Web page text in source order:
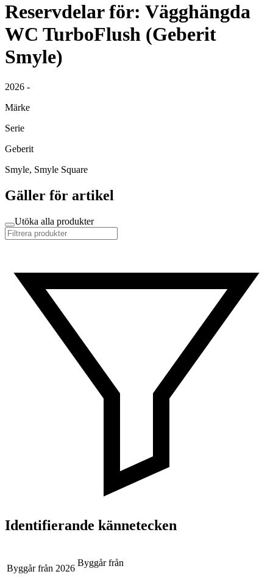
Reservdelar för: Vägghängda
WC TurboFlush (Geberit
Smyle)
2026 -
Märke
Serie
Geberit
Smyle, Smyle Square
Gäller för artikel
Utöka alla produkter
Identifierande kännetecken
Byggår från 2026
Byggår från